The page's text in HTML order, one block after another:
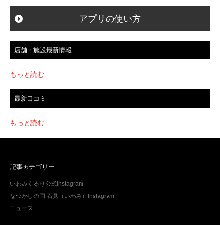
ン
アプリの使い方
店舗・施設最新情報
もっと読む
最新口コミ
もっと読む
記事カテゴリー
いわみくるり公式Instagram
なつかしの国 石見（いわみ）Instagram
ニュース